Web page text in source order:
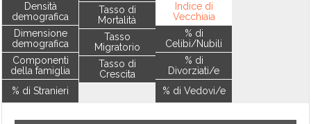
Densità
demografica
Dimensione
demografica
Componenti
della famiglia
% di Stranieri
Tasso di
Mortalità
Tasso
Migratorio
Tasso di
Crescita
Indice di
Vecchiaia
% di
Celibi/Nubili
% di
Divorziati/e
% di Vedovi/e